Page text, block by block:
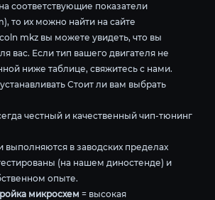
соответствующие показатели
то их можно найти на сайте
mkz вы можете увидеть, что вы
вас. Если тип вашего двигателя не
ниже таблице, свяжитесь с нами.
Стоит ли вам выбрать
честный и качественный чип-тюнинг
выполняются в заводских пределах
(на нашем диностенде) и
опыте.
микросхем = высокая